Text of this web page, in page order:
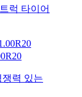
럭 타이어